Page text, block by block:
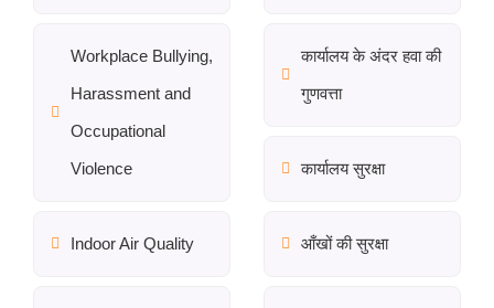
Workplace Bullying,
Harassment and
Occupational
Violence
Indoor Air Quality
कार्यालय के अंदर हवा की
गुणवत्ता
कार्यालय सुरक्षा
आँखों की सुरक्षा